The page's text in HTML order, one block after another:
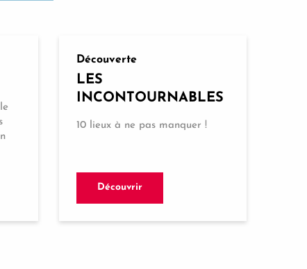
Découverte
LES
INCONTOURNABLES
10 lieux à ne pas manquer !
Découvrir